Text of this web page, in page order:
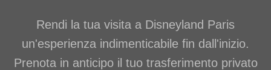
Rendi la tua visita a Disneyland Paris
un'esperienza indimenticabile fin dall'inizio.
Prenota in anticipo il tuo trasferimento privato